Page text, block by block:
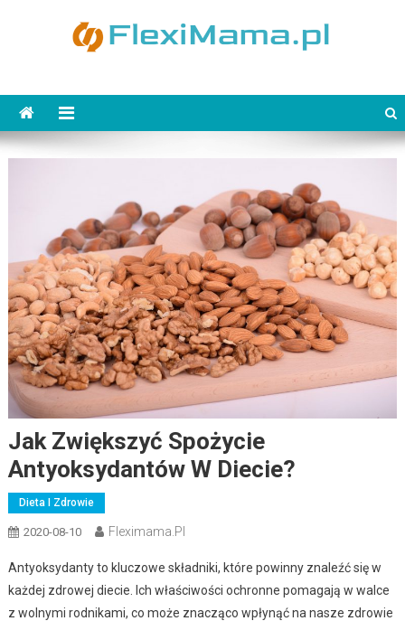
Jak Zwiększyć Spożycie
Antyoksydantów W Diecie?
Dieta I Zdrowie
2020-08-10 Fleximama.pl
Antyoksydanty to kluczowe składniki, które powinny znaleźć się w
każdej zdrowej diecie. Ich właściwości ochronne pomagają w walce
z wolnymi rodnikami, co może znacząco wpłynąć na nasze zdrowie